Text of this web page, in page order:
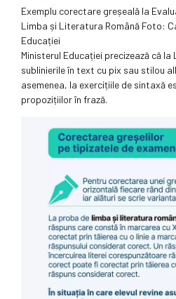
Exemplu corectare greșeală la
Limba și Literatura Română Foto:
Educației
Ministerul Educației precizează că
sublinierile în text cu pix sau stilou
asemenea, la exercițiile de sintaxă
propozițiilor în frază.